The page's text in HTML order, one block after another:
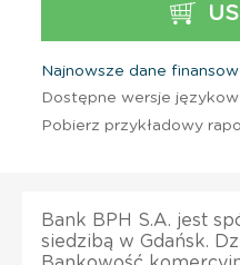
Najnowsze dane
Dostępne wersje
Pobierz przykładowy
Bank BPH S.A. jest
siedzibą w Gdańsk.